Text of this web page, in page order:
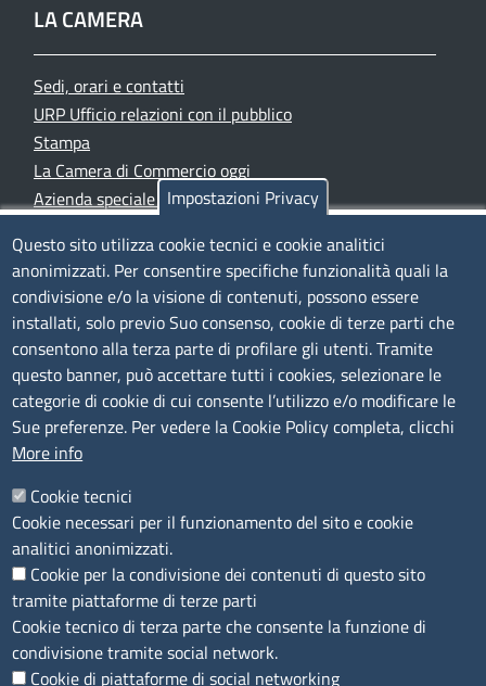
LA CAMERA
Sedi, orari e contatti
URP Ufficio relazioni con il pubblico
Stampa
La Camera di Commercio oggi
Azienda speciale PromoFirenze
TRASPARENZA
Albo Online
Amministrazione trasparente
Bandi e concorsi
Segnalazioni Whistleblowing
Accessibilità
IBAN e pagamenti informatici
Informative privacy e cookie
Verifiche PA
Attuazione misure PNRR
Modulistica
SEGUICI SU
Impostazioni Privacy
Questo sito utilizza cookie tecnici e cookie analitici
anonimizzati. Per consentire specifiche funzionalità quali la
condivisione e/o la visione di contenuti, possono essere
installati, solo previo Suo consenso, cookie di terze parti che
consentono alla terza parte di profilare gli utenti. Tramite
questo banner, può accettare tutti i cookies, selezionare le
categorie di cookie di cui consente l’utilizzo e/o modificare le
Sue preferenze. Per vedere la Cookie Policy completa, clicchi
More info
Cookie tecnici
Cookie necessari per il funzionamento del sito e cookie
analitici anonimizzati.
Cookie per la condivisione dei contenuti di questo sito
tramite piattaforme di terze parti
Cookie tecnico di terza parte che consente la funzione di
condivisione tramite social network.
Cookie di piattaforme di social networking